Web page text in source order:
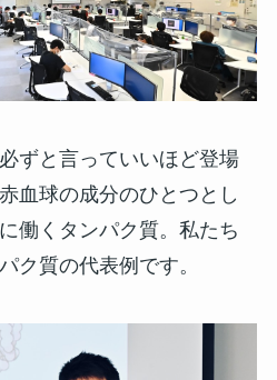
ずと言っていいほど登場
血球の成分のひとつとし
働くタンパク質。私たち
ク質の代表例です。